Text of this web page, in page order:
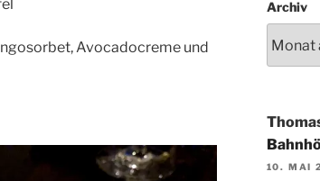
Avocadocreme und
Archiv
10. MAI